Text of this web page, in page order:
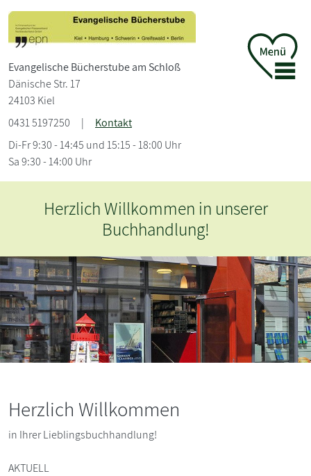
Evangelische Bücherstube am Schloß
Dänische Str. 17
24103 Kiel
0431 5197250
|
Kontakt
Di-Fr 9:30 - 14:45 und 15:15 - 18:00 Uhr
Sa 9:30 - 14:00 Uhr
Herzlich Willkommen in unserer
Buchhandlung!
Herzlich Willkommen
in Ihrer Lieblingsbuchhandlung!
AKTUELL